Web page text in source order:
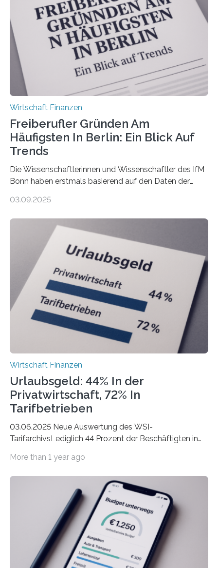
Versicherungsvertreter*innen und -makler*innen. Ein
Ergebnis: Deutlich mehr als die Hälfte der Befragten ist
über 50 Jahre alt und wird in den nächsten Jahren eine
Nachfolgeregelung benötigen. Aber nur ein Drittel hat
bereits Regelungen…
Wirtschaft Finanzen
Freiberufler Gründen Am
Häufigsten In Berlin: Ein Blick Auf
Trends
Die Wissenschaftlerinnen und Wissenschaftler des IfM
Bonn haben erstmals basierend auf den Daten der
Landkreise mit den meisten Gründungen von
ist demnach Berlin. Betrachtet man nur die Gründungen
der Freiberuflerinnen, so liegt Leipzig an der Spitze. In
Berlin starteten in 2024 die meisten Personen in eine
eigene freiberufliche Existenz, dahinter folgten die
Städte Hamburg, München und Köln. Betrachtet man
hingegen die Existenzgründungsintensität – die Anzahl
der freiberuflichen Gründungen je…
03.09.2025
Wirtschaft Finanzen
Urlaubsgeld: 44% In der
Privatwirtschaft, 72% In
Tarifbetrieben
03.06.2025 Neue Auswertung des WSI-
TarifarchivsLediglich 44 Prozent der Beschäftigten in
tarifgebundenen Betrieben ist der Anteil mit 72 Prozent
Unterkünfte fast überall deutlich teurer geworden. Für
viele Beschäftigte ist deshalb das zumeist im Juni oder
Juli ausgezahlte Urlaubsgeld ein wichtiger Faktor, um
sich den wohlverdienten Jahresurlaub leisten zu
können. Allerdings erhält mit 44 Prozent noch nicht
einmal die Hälfte aller Beschäftigten in der
Privatwirtschaft Urlaubsgeld. Zu diesem…
More than 1 year ago